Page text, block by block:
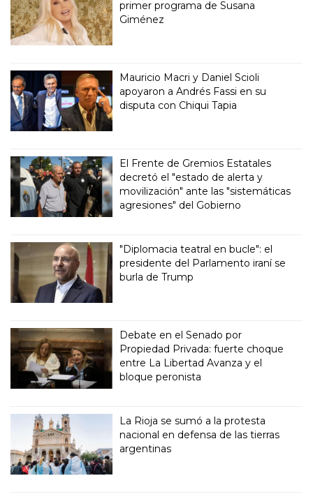
primer programa de Susana
Giménez
Mauricio Macri y Daniel Scioli
apoyaron a Andrés Fassi en su
disputa con Chiqui Tapia
El Frente de Gremios Estatales
decretó el "estado de alerta y
movilización" ante las "sistemáticas
agresiones" del Gobierno
"Diplomacia teatral en bucle": el
presidente del Parlamento iraní se
burla de Trump
Debate en el Senado por
Propiedad Privada: fuerte choque
entre La Libertad Avanza y el
bloque peronista
La Rioja se sumó a la protesta
nacional en defensa de las tierras
argentinas